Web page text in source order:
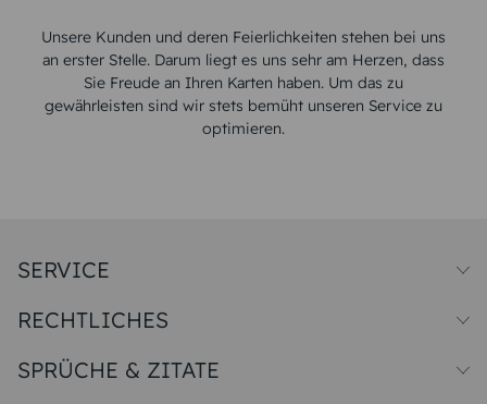
Unsere Kunden und deren Feierlichkeiten stehen bei uns
an erster Stelle. Darum liegt es uns sehr am Herzen, dass
Sie Freude an Ihren Karten haben. Um das zu
gewährleisten sind wir stets bemüht unseren Service zu
optimieren.
SERVICE
Papiersorten
Unsere Produktion
Magazin
RECHTLICHES
Widerrufsbelehrung
SPRÜCHE & ZITATE